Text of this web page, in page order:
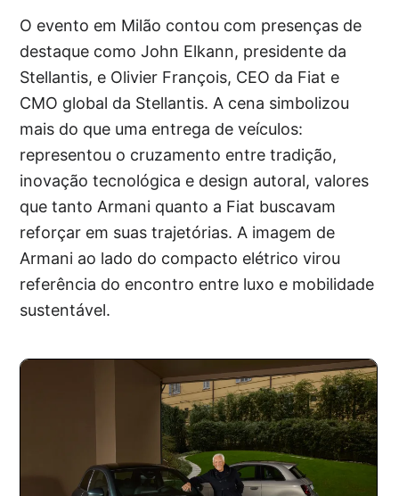
O evento em Milão contou com presenças de
destaque como John Elkann, presidente da
Stellantis, e Olivier François, CEO da Fiat e
CMO global da Stellantis. A cena simbolizou
mais do que uma entrega de veículos:
representou o cruzamento entre tradição,
inovação tecnológica e design autoral, valores
que tanto Armani quanto a Fiat buscavam
reforçar em suas trajetórias. A imagem de
Armani ao lado do compacto elétrico virou
referência do encontro entre luxo e mobilidade
sustentável.